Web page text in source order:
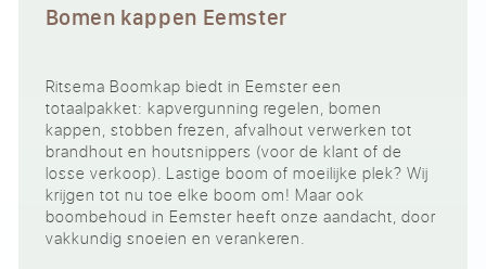
Bomen kappen Eemster
Ritsema Boomkap biedt in Eemster een
totaalpakket: kapvergunning regelen, bomen
kappen, stobben frezen, afvalhout verwerken tot
brandhout en houtsnippers (voor de klant of de
losse verkoop). Lastige boom of moeilijke plek? Wij
krijgen tot nu toe elke boom om! Maar ook
boombehoud in Eemster heeft onze aandacht, door
vakkundig snoeien en verankeren.